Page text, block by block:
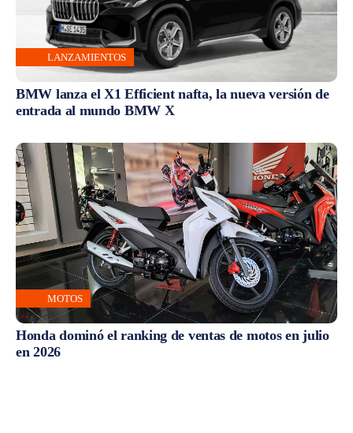
LANZAMIENTOS
BMW lanza el X1 Efficient nafta, la nueva versión de
entrada al mundo BMW X
MOTOS
Honda dominó el ranking de ventas de motos en julio
en 2026